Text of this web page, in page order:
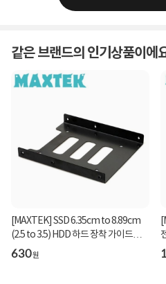
같은 브랜드의 인기상품이에
[MAXTEK] SSD 6.35cm to 8.89cm
(2.5 to 3.5) HDD 하드 장착 가이드
[MT008]
630원